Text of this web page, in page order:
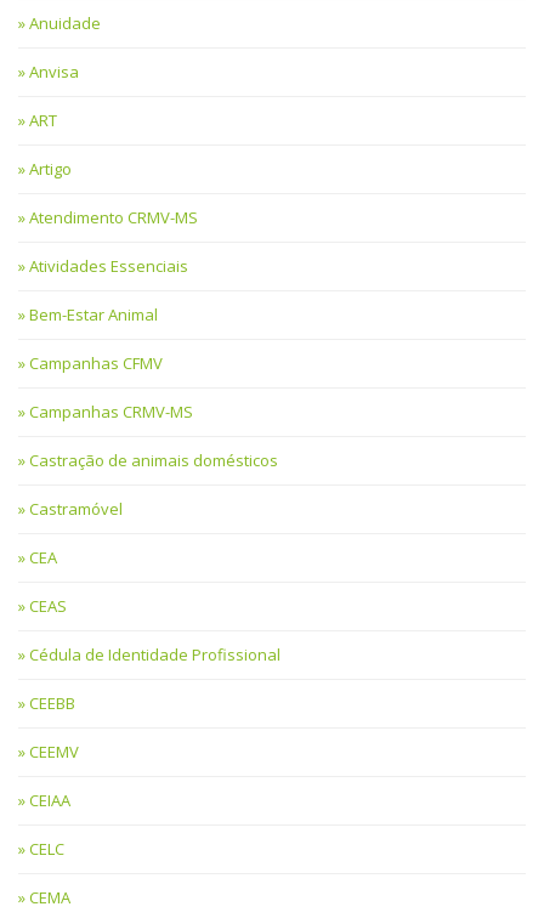
Anuidade
Anvisa
ART
Artigo
Atendimento CRMV-MS
Atividades Essenciais
Bem-Estar Animal
Campanhas CFMV
Campanhas CRMV-MS
Castração de animais domésticos
Castramóvel
CEA
CEAS
Cédula de Identidade Profissional
CEEBB
CEEMV
CEIAA
CELC
CEMA